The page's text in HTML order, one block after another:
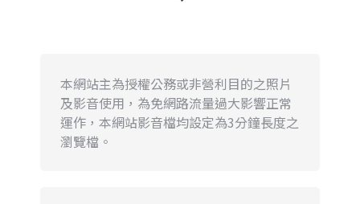
本網站主為授權公務或非營利目的之照片
及影音使用，為免網路流量過大影響正常
運作，本網站影音檔均設定為3分鐘長度之
瀏覽檔。